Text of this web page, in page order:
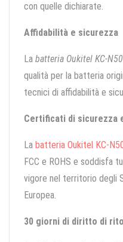
con quelle dichiarate.
Affidabilità e sicurezza
La batteria Oukitel KC-
qualità per la batteria
tecnici di affidabilità e
Certificati di sicurezza
La batteria Oukitel KC-
FCC e ROHS e soddisfa
vigore nel territorio degli
Europea.
30 giorni di diritto di